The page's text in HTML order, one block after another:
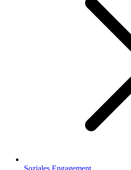
Soziales Engagement